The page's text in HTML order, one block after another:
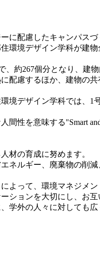
配慮したキャンパス
環境デザイン学科が建
約267個分となり、建
慮するほか、建物の
デザイン学科では、
性を意味する"Smart
材の育成に努めます。
ルギー、廃棄物の削
よって、環境マネジメン
ョンを大切にし、お
学外の人々に対しても広